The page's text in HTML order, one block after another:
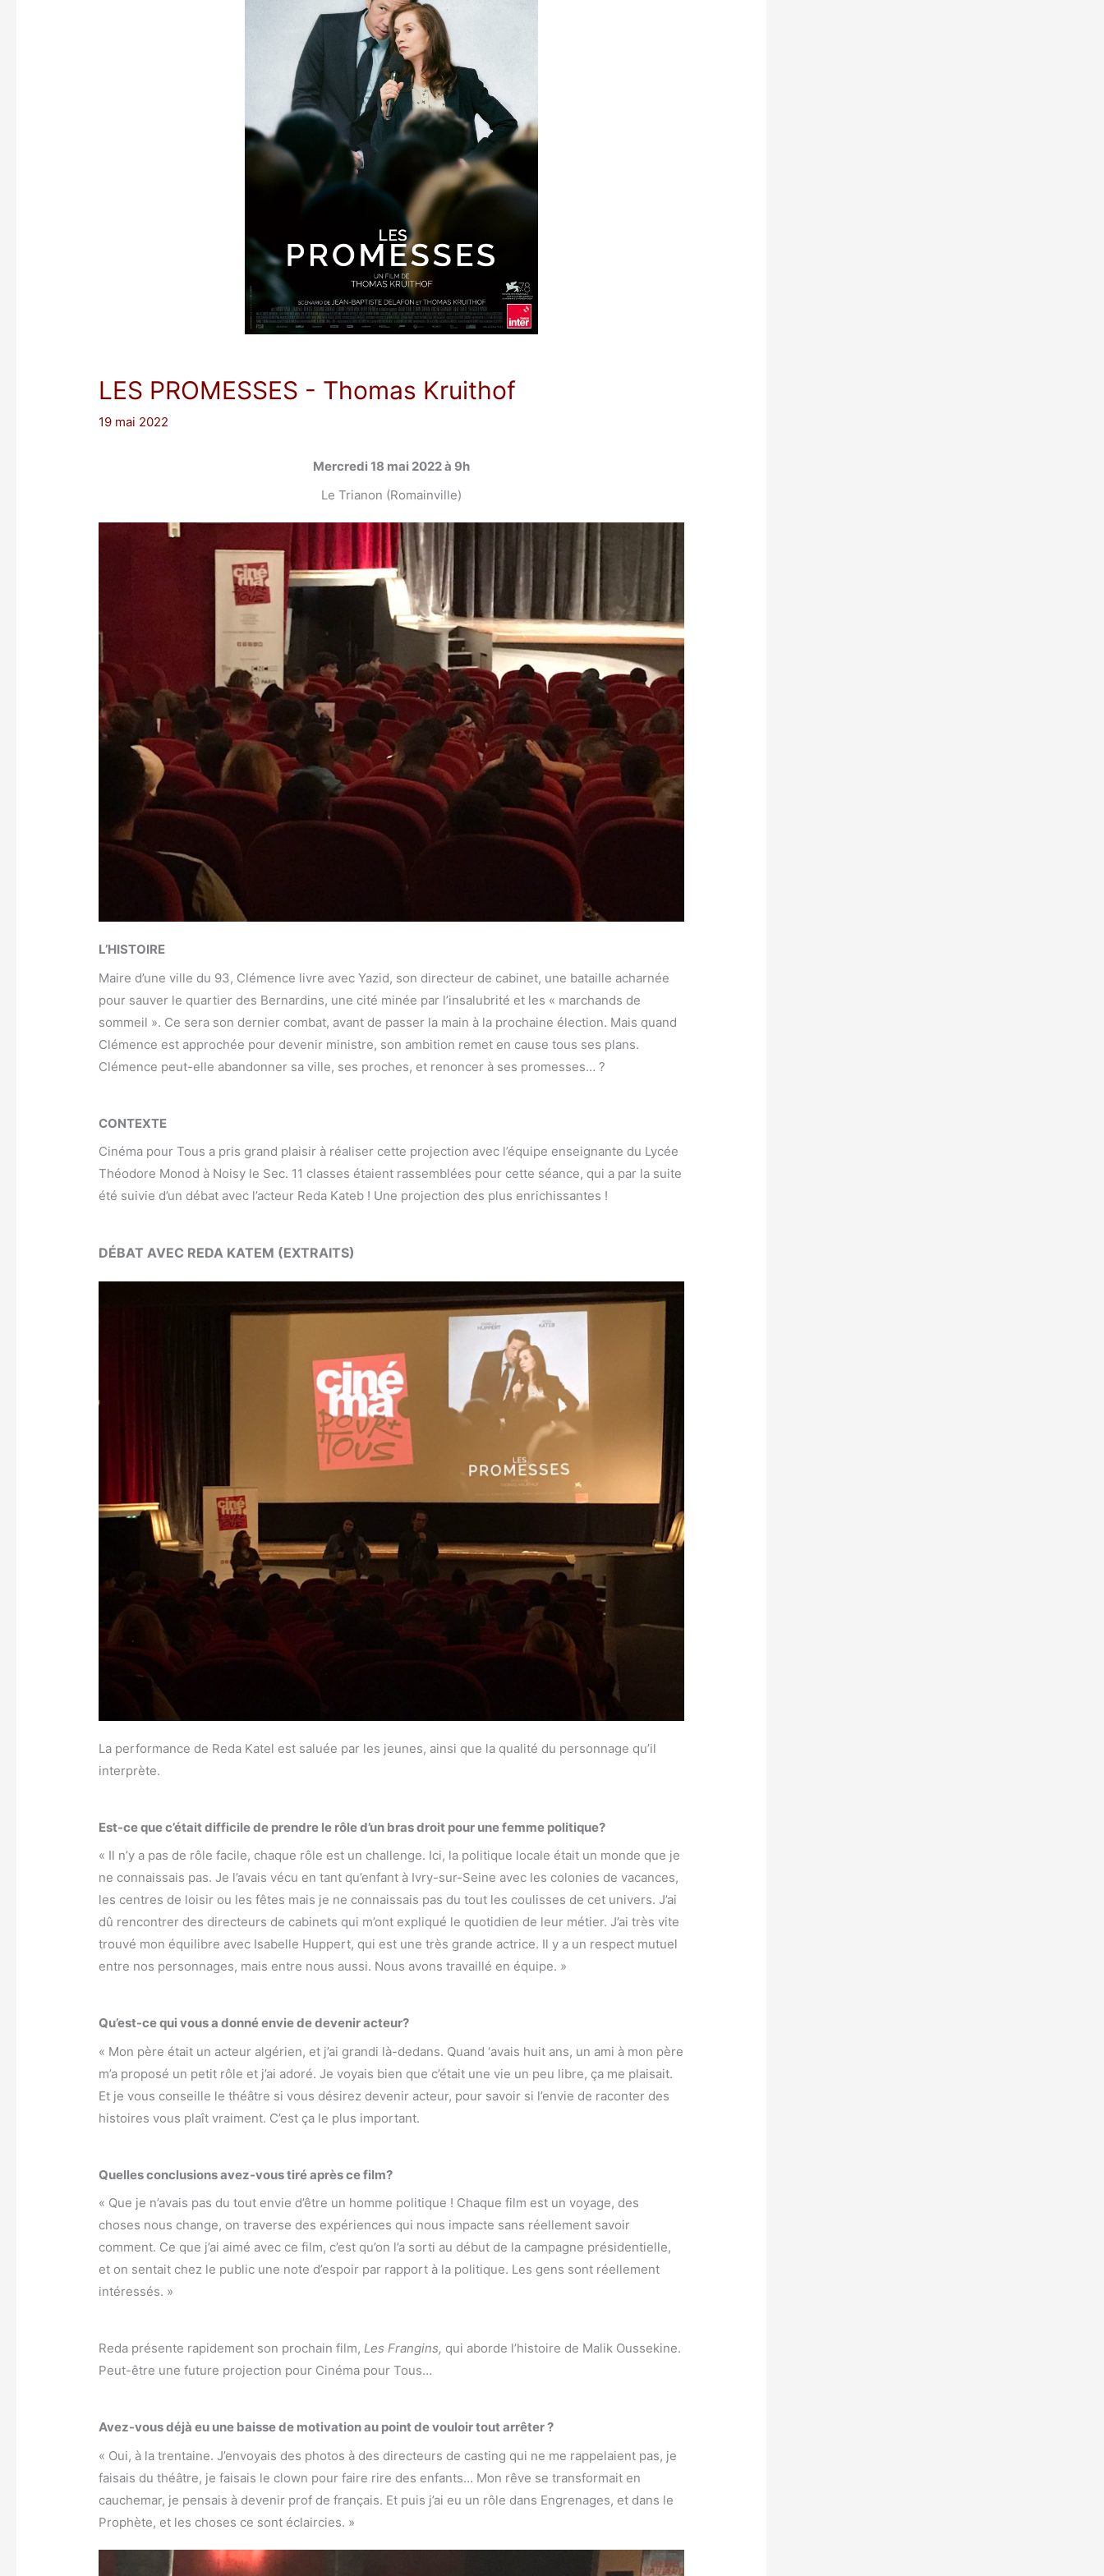
LES PROMESSES - Thomas Kruithof
19 mai 2022
Mercredi 18 mai 2022 à 9h
Le Trianon (Romainville)
L’HISTOIRE
Maire d’une ville du 93, Clémence livre avec Yazid, son directeur de cabinet, une bataille acharnée
pour sauver le quartier des Bernardins, une cité minée par l’insalubrité et les « marchands de
sommeil ». Ce sera son dernier combat, avant de passer la main à la prochaine élection. Mais quand
Clémence est approchée pour devenir ministre, son ambition remet en cause tous ses plans.
Clémence peut-elle abandonner sa ville, ses proches, et renoncer à ses promesses… ?
CONTEXTE
Cinéma pour Tous a pris grand plaisir à réaliser cette projection avec l’équipe enseignante du Lycée
Théodore Monod à Noisy le Sec. 11 classes étaient rassemblées pour cette séance, qui a par la suite
été suivie d’un débat avec l’acteur Reda Kateb ! Une projection des plus enrichissantes !
DÉBAT AVEC REDA KATEM (EXTRAITS)
La performance de Reda Katel est saluée par les jeunes, ainsi que la qualité du personnage qu’il
interprète.
Est-ce que c’était difficile de prendre le rôle d’un bras droit pour une femme politique?
« Il n’y a pas de rôle facile, chaque rôle est un challenge. Ici, la politique locale était un monde que je
ne connaissais pas. Je l’avais vécu en tant qu’enfant à Ivry-sur-Seine avec les colonies de vacances,
les centres de loisir ou les fêtes mais je ne connaissais pas du tout les coulisses de cet univers. J’ai
dû rencontrer des directeurs de cabinets qui m’ont expliqué le quotidien de leur métier. J’ai très vite
trouvé mon équilibre avec Isabelle Huppert, qui est une très grande actrice. Il y a un respect mutuel
entre nos personnages, mais entre nous aussi. Nous avons travaillé en équipe. »
Qu’est-ce qui vous a donné envie de devenir acteur?
« Mon père était un acteur algérien, et j’ai grandi là-dedans. Quand ‘avais huit ans, un ami à mon père
m’a proposé un petit rôle et j’ai adoré. Je voyais bien que c’était une vie un peu libre, ça me plaisait.
Et je vous conseille le théâtre si vous désirez devenir acteur, pour savoir si l’envie de raconter des
histoires vous plaît vraiment. C’est ça le plus important.
Quelles conclusions avez-vous tiré après ce film?
« Que je n’avais pas du tout envie d’être un homme politique ! Chaque film est un voyage, des
choses nous change, on traverse des expériences qui nous impacte sans réellement savoir
comment. Ce que j’ai aimé avec ce film, c’est qu’on l’a sorti au début de la campagne présidentielle,
et on sentait chez le public une note d’espoir par rapport à la politique. Les gens sont réellement
intéressés. »
Reda présente rapidement son prochain film,Les Frangins, qui aborde l’histoire de Malik Oussekine.
Peut-être une future projection pour Cinéma pour Tous…
Avez-vous déjà eu une baisse de motivation au point de vouloir tout arrêter ?
« Oui, à la trentaine. J’envoyais des photos à des directeurs de casting qui ne me rappelaient pas, je
faisais du théâtre, je faisais le clown pour faire rire des enfants… Mon rêve se transformait en
cauchemar, je pensais à devenir prof de français. Et puis j’ai eu un rôle dans Engrenages, et dans le
Prophète, et les choses ce sont éclaircies. »